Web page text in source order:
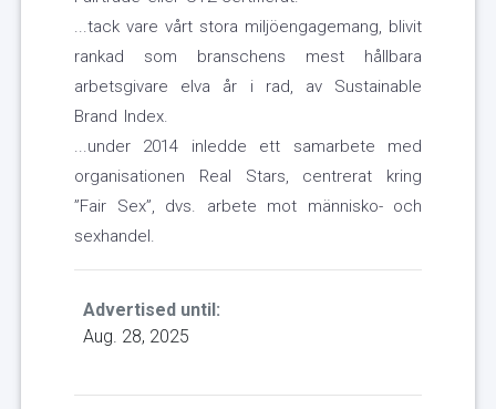
...tack vare vårt stora miljöengagemang, blivit
rankad som branschens mest hållbara
arbetsgivare elva år i rad, av Sustainable
Brand Index.
...under 2014 inledde ett samarbete med
organisationen Real Stars, centrerat kring
”Fair Sex”, dvs. arbete mot människo- och
sexhandel.
Advertised until:
Aug. 28, 2025